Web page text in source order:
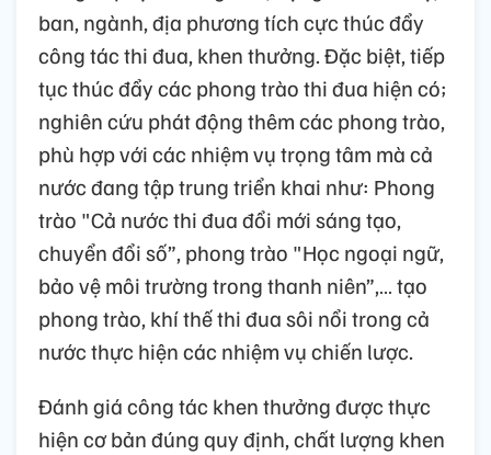
ban, ngành, địa phương tích cực thúc đẩy
công tác thi đua, khen thưởng. Đặc biệt, tiếp
tục thúc đẩy các phong trào thi đua hiện có;
nghiên cứu phát động thêm các phong trào,
phù hợp với các nhiệm vụ trọng tâm mà cả
nước đang tập trung triển khai như: Phong
trào "Cả nước thi đua đổi mới sáng tạo,
chuyển đổi số”, phong trào "Học ngoại ngữ,
bảo vệ môi trường trong thanh niên”,… tạo
phong trào, khí thế thi đua sôi nổi trong cả
nước thực hiện các nhiệm vụ chiến lược.
Đánh giá công tác khen thưởng được thực
hiện cơ bản đúng quy định, chất lượng khen